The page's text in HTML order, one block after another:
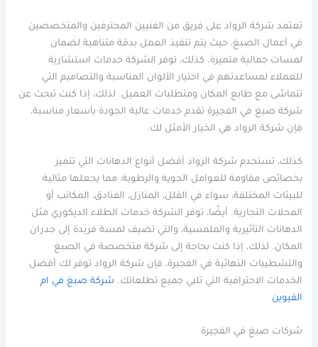
تعتمد شركة الرواد على فريق من الفنيين المحترفين والمتخصصين
في أعمال الصبغ، حيث يتم تنفيذ العمل بدقة متناهية لضمان
لمسات جمالية متميزة. كذلك، توفر الشركة خدمات استشارية
للعملاء لمساعدتهم في اختيار الألوان المناسبة والتصاميم التي
تتماشى مع طابع المكان ومتطلبات العميل. لذلك، إذا كنت تبحث عن
شركة صبغ في الفجيرة تقدم خدمات عالية الجودة بأسعار مناسبة،
فإن شركة الرواد هي الخيار الأمثل لك.
كذلك، تستخدم شركة الرواد أفضل أنواع الدهانات التي تتميز
بخصائص مقاومة للعوامل الجوية والرطوبة، مما يجعلها مثالية
للبيئات المختلفة، سواء في الفلل، المنازل، الفنادق، المكاتب أو
المحلات التجارية. أيضًا، توفر الشركة خدمات الطلاء الديكوري مثل
الدهانات التأثيرية والملمسية، والتي تضيف لمسة فريدة إلى جدران
المكان. لذلك، إذا كنت بحاجة إلى شركة متخصصة في الصبغ
والتشطيبات النهائية في الفجيرة، فإن شركة الرواد توفر لك أفضل
الخدمات الاحترافية التي تلبي جميع تطلعاتك. شركة صبغ في ام
القيوين
شركات صبغ في الفجيرة